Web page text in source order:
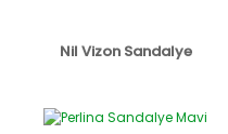
Nil Vizon Sandalye